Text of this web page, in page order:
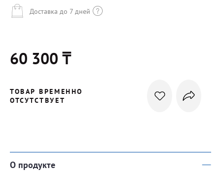
Доставка до 7 дней
60 300 ₸
ТОВАР ВРЕМЕННО
ОТСУТСТВУЕТ
О продукте